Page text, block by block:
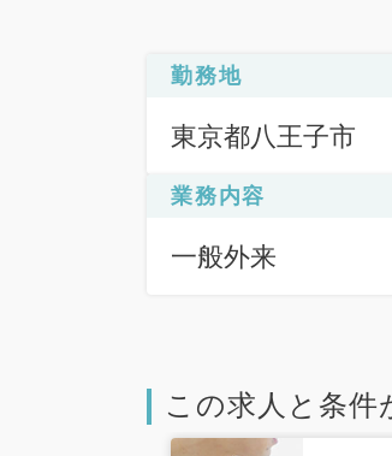
勤務地
東京都八王子市
業務内容
一般外来
この求人と条件